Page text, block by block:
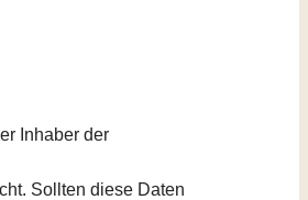
Inhaber der
Sollten diese Daten